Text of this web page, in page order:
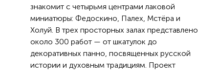
знакомит с четырьмя центрами лаковой
миниатюры: Федоскино, Палех, Мстёра и
Холуй. В трех просторных залах представлено
около 300 работ — от шкатулок до
декоративных панно, посвященных русской
истории и духовным традициям. Проект